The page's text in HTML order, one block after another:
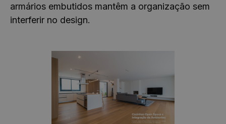
armários embutidos mantêm a organização sem
interferir no design.